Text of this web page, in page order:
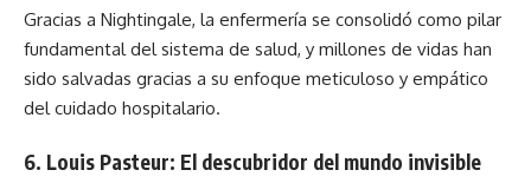
Gracias a Nightingale, la enfermería se consolidó como pilar
fundamental del sistema de salud, y millones de vidas han
sido salvadas gracias a su enfoque meticuloso y empático
del cuidado hospitalario.
6. Louis Pasteur: El descubridor del mundo invisible